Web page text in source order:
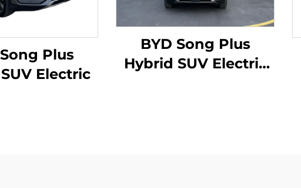
Plus
Electric
BYD Song Plus
Hybrid SUV Electric